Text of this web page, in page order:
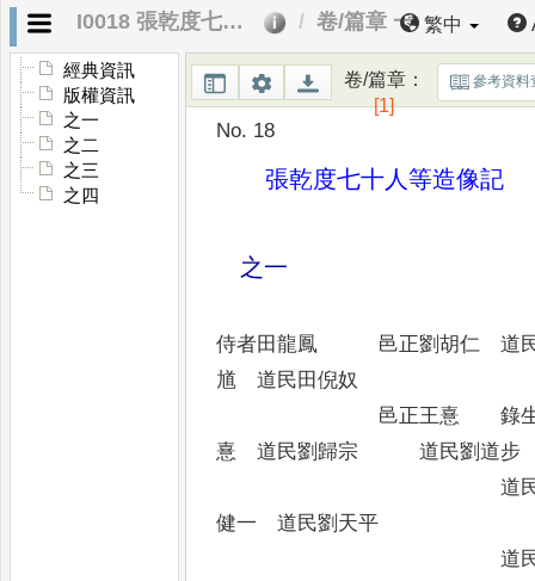
I0018 張乾度七十人等造像記 卷/篇章 一 繁中
經典資訊
版權資訊
之一
之二
之三
之四
卷/篇章：
[1]
參考資料
No. 18
張乾度七十人等造像記
之一
侍者田龍鳳 邑正劉胡仁 道
馗 道民田倪奴
邑正王憙 錄生劉
憙 道民劉歸宗 道民劉道步
道民田鳳□
健一 道民劉天平
道民劉順□